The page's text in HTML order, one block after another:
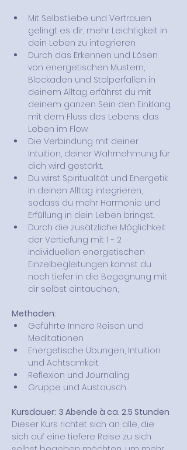
Mit Selbstliebe und Vertrauen
gelingt es dir, mehr Leichtigkeit in
dein Leben zu integrieren
Durch das Erkennen und Lösen
von energetischen Mustern,
Blockaden und Stolperfallen in
deinem Alltag erfährst du mit
deinem ganzen Sein den Einklang
mit dem Fluss des Lebens, das
Leben im Flow
Die Verbindung mit deiner
Intuition, deiner Wahrnehmung für
dich wird gestärkt.
Du wirst Spiritualität und Energetik
in deinen Alltag integrieren,
sodass du mehr Harmonie und
Erfüllung in dein Leben bringst.​
Durch die zusätzliche Möglichkeit
der Vertiefung mit 1 - 2
individuellen energetischen
Einzelbegleitungen kannst du
noch tiefer in die Begegnung mit
dir selbst eintauchen,.
Methoden:
Geführte Innere Reisen und
Meditationen
Energetische Übungen, Intuition
und Achtsamkeit
Reflexion und Journaling
Gruppe und Austausch
Kursdauer: 3 Abende à ca. 2.5 Stunden
Dieser Kurs richtet sich an alle, die
sich auf eine tiefere Reise zu sich